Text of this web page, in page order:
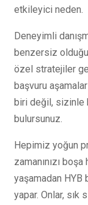
etkileyici neden.
Deneyimli
benzersiz
özel stratejiler
başvuru
biri değil, sizinle
bulursunuz.
Hepimiz yoğun
zamanınızı
yaşamadan
yapar. Onlar, sık